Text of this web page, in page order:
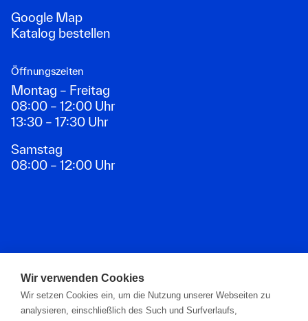
Google Map
Katalog bestellen
Öffnungszeiten
Montag – Freitag
08:00 – 12:00 Uhr
13:30 – 17:30 Uhr
Samstag
08:00 – 12:00 Uhr
Zahlungsarten
Wir verwenden Cookies
Wir setzen Cookies ein, um die Nutzung unserer Webseiten zu
analysieren, einschließlich des Such und Surfverlaufs,